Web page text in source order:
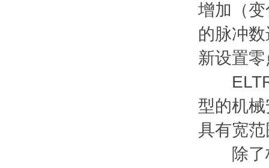
增加（
的脉冲
新设置
ELTRA
型的机
具有宽
除了标